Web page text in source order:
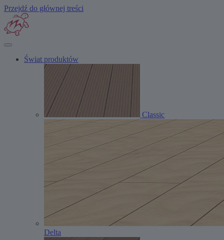
Przejdź do głównej treści
Świat produktów
Classic
Delta